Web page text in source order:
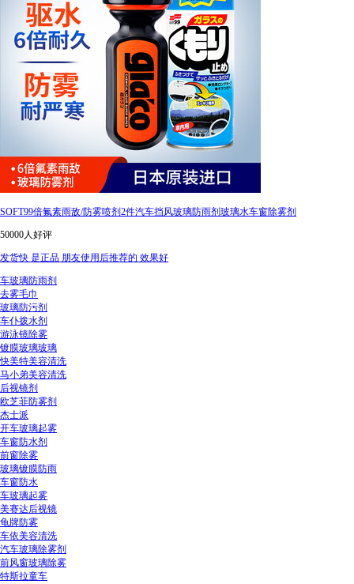
SOFT99倍氟素雨敌/防雾喷剂2件汽车挡风玻璃防雨剂玻璃水车窗除雾剂
50000人好评
发货快 是正品 朋友使用后推荐的 效果好
车玻璃防雨剂
去雾毛巾
玻璃防污剂
车仆拨水剂
游泳镜除雾
镀膜玻璃玻璃
快美特美容清洗
马小弟美容清洗
后视镜剂
欧芝菲防雾剂
杰士派
开车玻璃起雾
车窗防水剂
前窗除雾
玻璃镀膜防雨
车窗防水
车玻璃起雾
美赛达后视镜
龟牌防雾
车依美容清洗
汽车玻璃除雾剂
前风窗玻璃除雾
特斯拉童车